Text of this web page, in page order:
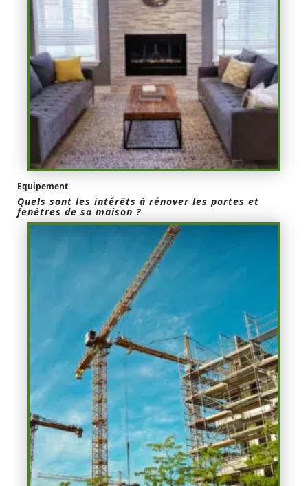
Equipement
Quels sont les intérêts à rénover les portes et
fenêtres de sa maison ?